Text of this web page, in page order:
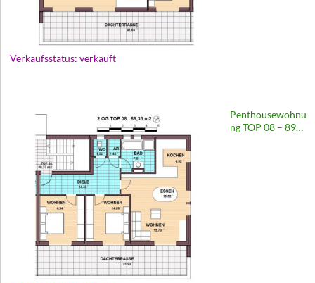
Verkaufsstatus: verkauft
Penthousewohnu
ng TOP 08 – 89